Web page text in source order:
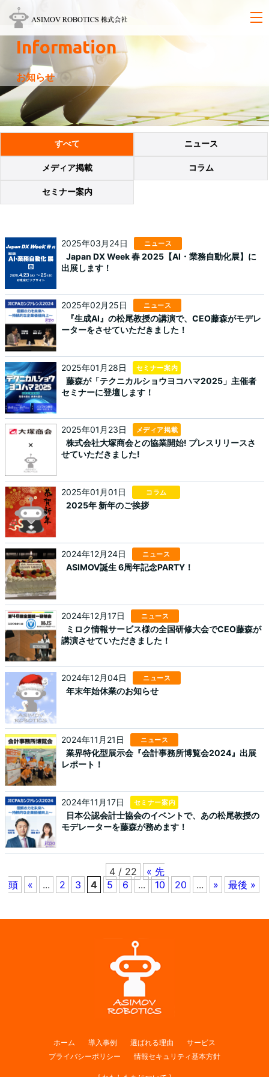
Information
お知らせ
すべて ニュース
メディア掲載 コラム
セミナー案内
2025年03月24日 ニュース
Japan DX Week 春 2025【AI・業務自動化展】に
出展します！
2025年02月25日 ニュース
『生成AI』の松尾教授の講演で、CEO藤森がモデレ
ーターをさせていただきました！
2025年01月28日 セミナー案内
藤森が「テクニカルショウヨコハマ2025」主催者
セミナーに登壇します！
2025年01月23日 メディア掲載
株式会社大塚商会との協業開始! プレスリリースさ
せていただきました!
2025年01月01日 コラム
2025年 新年のご挨拶
2024年12月24日 ニュース
ASIMOV誕生 6周年記念PARTY！
2024年12月17日 ニュース
ミロク情報サービス様の全国研修大会でCEO藤森が
講演させていただきました！
2024年12月04日 ニュース
年末年始休業のお知らせ
2024年11月21日 ニュース
業界特化型展示会『会計事務所博覧会2024』出展
レポート！
2024年11月17日 セミナー案内
日本公認会計士協会のイベントで、あの松尾教授の
モデレーターを藤森が務めます！
4 / 22
« 先
頭
« ... 2 3 4 5 6 ... 10 20 ... » 最後 »
ホーム 導入事例 選ばれる理由
サービス
プライバシーポリシー
情報セキュリティ基本方針